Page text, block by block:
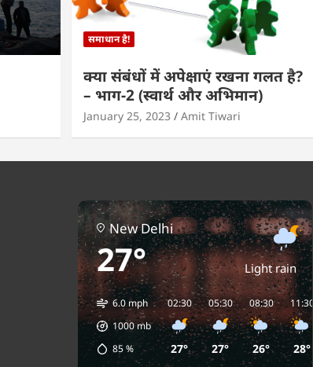
समाधान है!
क्या संबंधों में अपेक्षाएं रखना गलत है?
– भाग-2 (स्वार्थ और अभिमान)
January 25, 2023 Amit Tiwari
New Delhi
27° Light rain
6.0 mph
1000mb
85%
02:30
27°
05:30
27°
08:30
26°
11:30
28°